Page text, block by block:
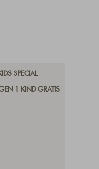
KIDS SPECIAL
1 KIND GRATIS